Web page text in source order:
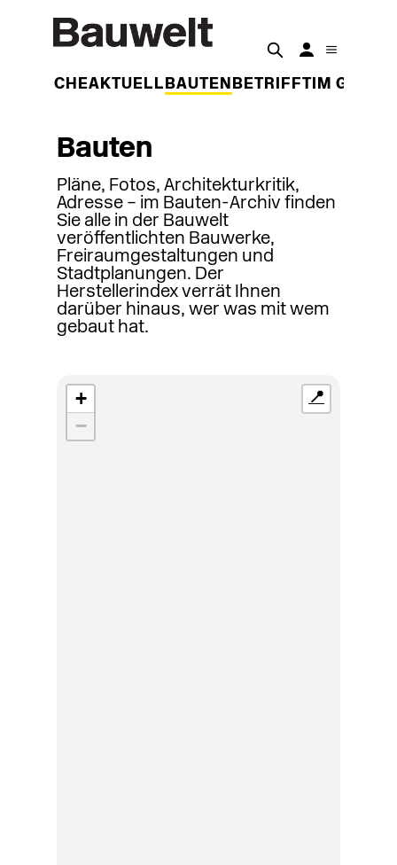
WOCHEAKTUELL BAUTEN BETRIFFT IM
Bauten
Pläne, Fotos, Architekturkritik,
Adresse – im Bauten-Archiv finden
Sie alle in der Bauwelt
veröffentlichten Bauwerke,
Freiraumgestaltungen und
Stadtplanungen. Der
Herstellerindex verrät Ihnen
darüber hinaus, wer was mit wem
gebaut hat.
+
−
📍